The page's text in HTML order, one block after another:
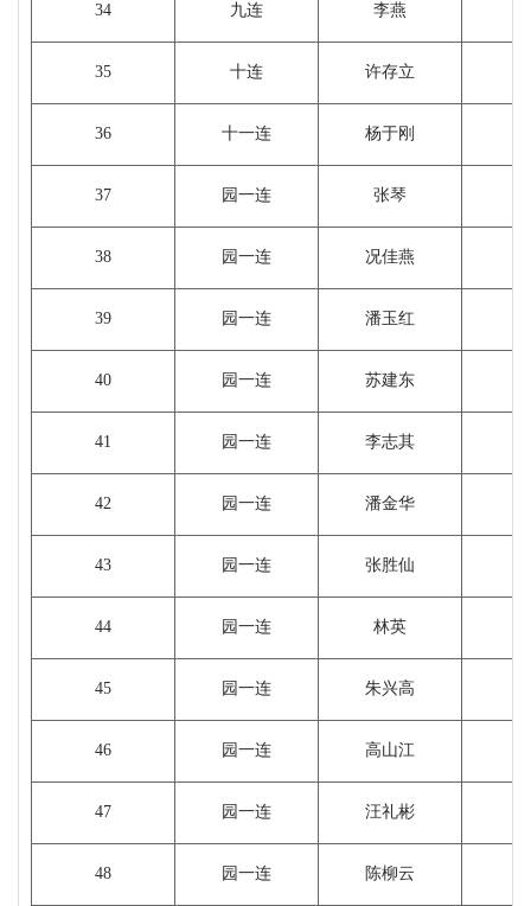
34 九连 李燕
35 十连 许存立
36 十一连 杨于刚
37 园一连 张琴
38 园一连 况佳燕
39 园一连 潘玉红
40 园一连 苏建东
41 园一连 李志其
42 园一连 潘金华
43 园一连 张胜仙
44 园一连 林英
45 园一连 朱兴高
46 园一连 高山江
47 园一连 汪礼彬
48 园一连 陈柳云